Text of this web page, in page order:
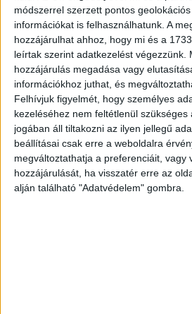
módszerrel szerzett pontos
információkat is felhasználhatunk. A
hozzájárulhat ahhoz, hogy mi és a
leírtak szerint adatkezelést végezzünk.
hozzájárulás megadása vagy
információkhoz juthat, és
Felhívjuk figyelmét, hogy személyes
kezeléséhez nem feltétlenül
jogában áll tiltakozni az ilyen jellegű
beállításai csak erre a weboldalra
megváltoztathatja a preferenciáit, vagy
hozzájárulását, ha visszatér erre az
alján található "Adatvédelem" gombra.